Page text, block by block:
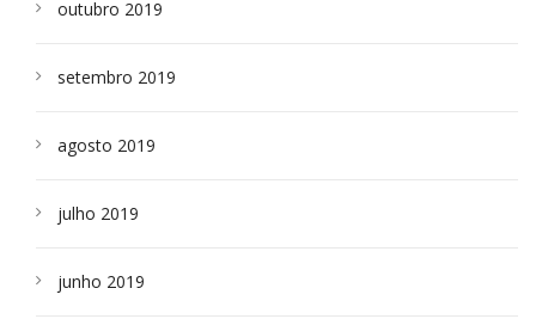
outubro 2019
setembro 2019
agosto 2019
julho 2019
junho 2019